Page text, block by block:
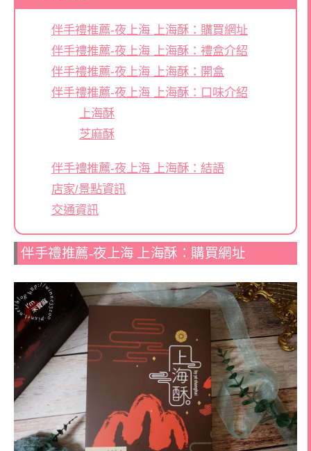
伴手禮推薦-夜上海 上海酥：購買網址
伴手禮推薦-夜上海 上海酥：禮盒介紹
伴手禮推薦-夜上海 上海酥：開盒
伴手禮推薦-夜上海 上海酥：口味介紹
上海酥
芝麻酥
伴手禮推薦-夜上海 上海酥：結語
店家/景點資訊
交通資訊
伴手禮推薦-夜上海 上海酥：購買網址